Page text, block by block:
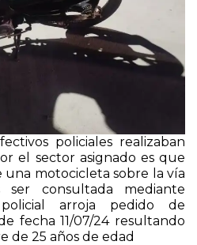
policiales realizaban
el sector asignado es que
motocicleta sobre la vía
consultada mediante
arroja pedido de
fecha 11/07/24 resultando
de 25 años de edad